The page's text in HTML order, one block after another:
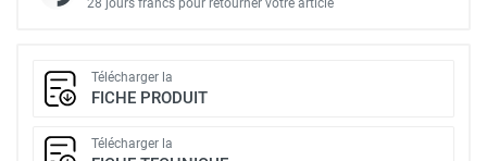
28 jours francs pour retourner votre article
Télécharger la
FICHE PRODUIT
Télécharger la